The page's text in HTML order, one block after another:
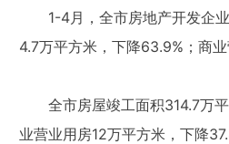
1-4月，全市房地产开发企
4.7万平方米，下降63.9%；商
全市房屋竣工面积314.7万
业营业用房12万平方米，下降